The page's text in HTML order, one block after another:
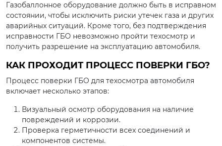
Газобаллонное оборудование должно быть в исправном
состоянии, чтобы исключить риски утечек газа и других
аварийных ситуаций. Кроме того, без подтверждения
исправности ГБО невозможно пройти техосмотр и
получить разрешение на эксплуатацию автомобиля.
КАК ПРОХОДИТ ПРОЦЕСС ПОВЕРКИ ГБО?
Процесс поверки ГБО для техосмотра автомобиля
включает несколько этапов:
Визуальный осмотр оборудования на наличие
повреждений и коррозии.
Проверка герметичности всех соединений и
компонентов системы.